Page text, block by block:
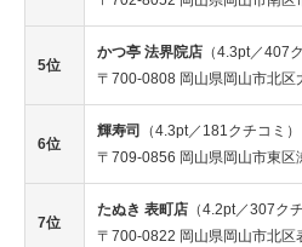
5位
かつ亭 法界院店 （4.3pt／407
〒700-0808 岡山県岡山市北区
6位
輝寿司
（4.3pt／181クチコミ）
〒709-0856 岡山県岡山市東区
7位
たぬき 表町店 （4.2pt／307ク
〒700-0822 岡山県岡山市北区